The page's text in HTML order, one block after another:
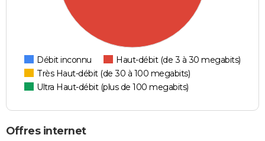
Débit inconnu
Haut-débit (de 3 à 30 megabits)
Très Haut-débit (de 30 à 100 megabits)
Ultra Haut-débit (plus de 100 megabits)
Offres internet